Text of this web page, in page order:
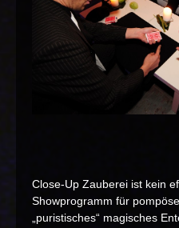
Close-Up Zauberei ist kein
Showprogramm für
„puristisches“ magisches